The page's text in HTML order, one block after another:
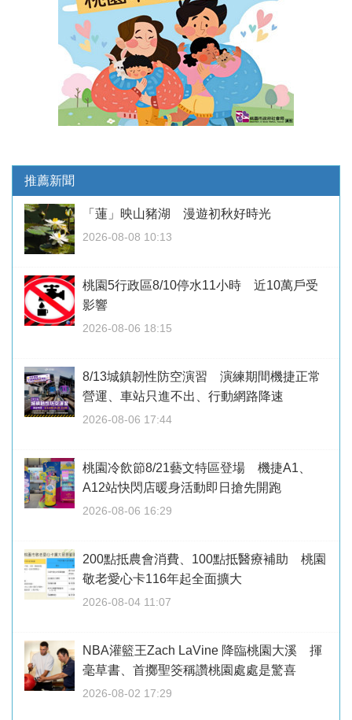
推薦新聞
「蓮」映山豬湖 漫遊初秋好時光
2026-08-08 10:13
桃園5行政區8/10停水11小時 近10萬戶受
影響
2026-08-06 18:15
8/13城鎮韌性防空演習 演練期間機捷正常
營運、車站只進不出、行動網路降速
2026-08-06 17:44
桃園冷飲節8/21藝文特區登場 機捷A1、
A12站快閃店暖身活動即日搶先開跑
2026-08-06 16:29
200點抵農會消費、100點抵醫療補助 桃園
敬老愛心卡116年起全面擴大
2026-08-04 11:07
NBA灌籃王Zach LaVine 降臨桃園大溪 揮
毫草書、首擲聖筊稱讚桃園處處是驚喜
2026-08-02 17:29